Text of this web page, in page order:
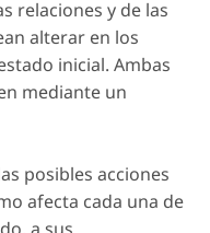
relaciones y de las
alterar en los
inicial. Ambas
mediante un
posibles acciones
afecta cada una de